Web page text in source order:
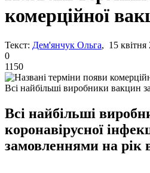
комерційної
Текст: Дем'янчук Ольга, 15 квітня
0
1150
Всі найбільші виробники вакцин
Всі найбільші
коронавірусної
замовленнями на рік